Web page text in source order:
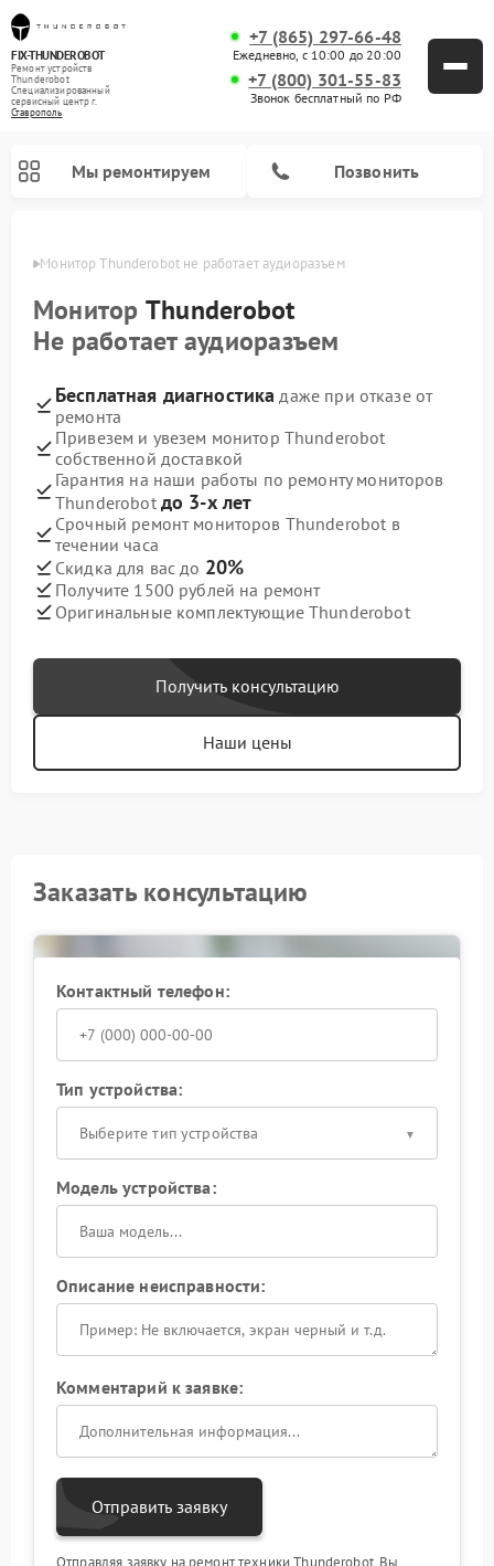
FIX-THUNDEROBOT
Ремонт устройств
Thunderobot
Специализированный
cервисный центр г.
Ставрополь
+7 (865) 297-66-48
Ежедневно, с 10:00 до 20:00
+7 (800) 301-55-83
Звонок бесплатный по РФ
Мы ремонтируем Позвонить
Монитор Thunderobot не работает аудиоразъем
Монитор Thunderobot
Не работает аудиоразъем
Бесплатная диагностика даже при отказе от
ремонта
Привезем и увезем монитор Thunderobot
собственной доставкой
Гарантия на наши работы по ремонту мониторов
Thunderobot до 3-х лет
Срочный ремонт мониторов Thunderobot в
течении часа
Скидка для вас до 20%
Получите 1500 рублей на ремонт
Оригинальные комплектующие Thunderobot
Получить консультацию
Наши цены
Заказать консультацию
Контактный телефон:
Тип устройства:
Выберите тип устройства
Модель устройства:
Описание неисправности:
Комментарий к заявке:
Отправить заявку